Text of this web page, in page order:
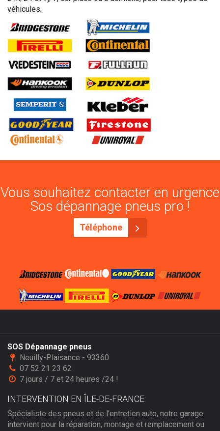
véhicules.
Vous souhaitez contacter en urgence
Sos dépannage pneus pro !
Téléphone
SOS Dépannage pneus
Neuilly-Plaisance - 93360
07 52 21 23 62
7 jours / 7 et 24 heures /24 !
INTERVENTION EN ÎLE-DE-FRANCE:
Spécialiste des pneus et de l'entretien auto, notre garage
intervient pour la réparation, montage et remplacement ou